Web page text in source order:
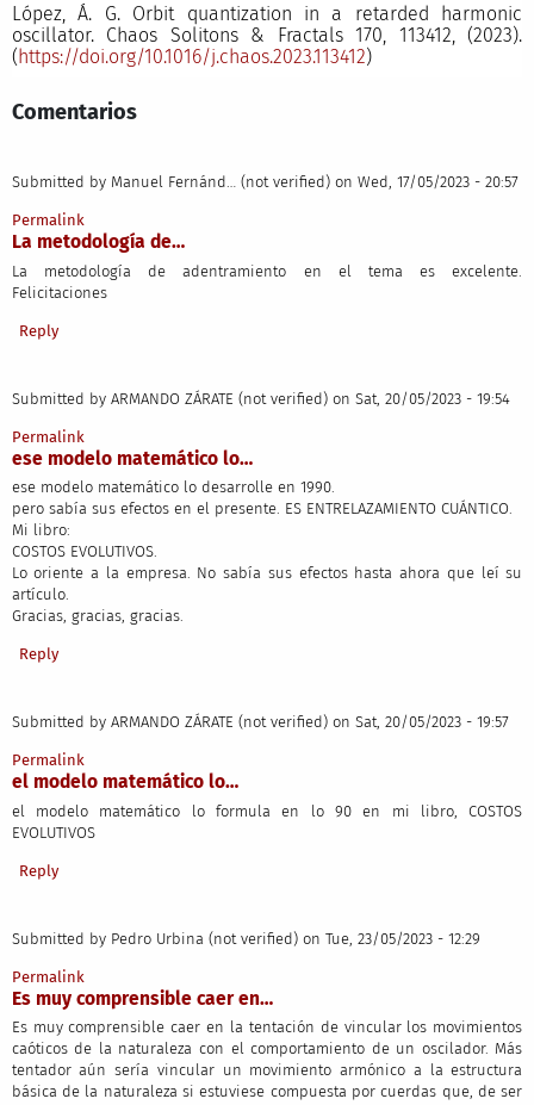
López, Á. G. Orbit quantization in a retarded harmonic
oscillator. Chaos Solitons & Fractals 170, 113412, (2023).
(https://doi.org/10.1016/j.chaos.2023.113412)
Comentarios
Submitted by Manuel Fernánd… (not verified) on Wed, 17/05/2023 - 20:57
Permalink
La metodología de…
La metodología de adentramiento en el tema es excelente.
Felicitaciones
Reply
Submitted by ARMANDO ZÁRATE (not verified) on Sat, 20/05/2023 - 19:54
Permalink
ese modelo matemático lo…
ese modelo matemático lo desarrolle en 1990.
pero sabía sus efectos en el presente. ES ENTRELAZAMIENTO CUÁNTICO.
Mi libro:
COSTOS EVOLUTIVOS.
Lo oriente a la empresa. No sabía sus efectos hasta ahora que leí su
artículo.
Gracias, gracias, gracias.
Reply
Submitted by ARMANDO ZÁRATE (not verified) on Sat, 20/05/2023 - 19:57
Permalink
el modelo matemático lo…
el modelo matemático lo formula en lo 90 en mi libro, COSTOS
EVOLUTIVOS
Reply
Submitted by Pedro Urbina (not verified) on Tue, 23/05/2023 - 12:29
Permalink
Es muy comprensible caer en…
Es muy comprensible caer en la tentación de vincular los movimientos
caóticos de la naturaleza con el comportamiento de un oscilador. Más
tentador aún sería vincular un movimiento armónico a la estructura
básica de la naturaleza si estuviese compuesta por cuerdas que, de ser